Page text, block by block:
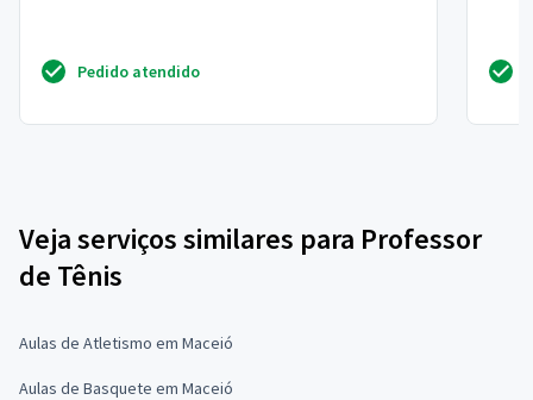
Pedido atendido
Veja serviços similares para Professor
de Tênis
Aulas de Atletismo em Maceió
Aulas de Basquete em Maceió